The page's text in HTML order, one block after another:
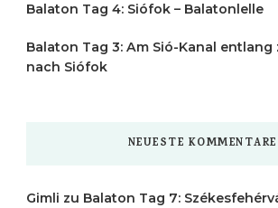
Balaton Tag 4: Siófok – Balatonlelle
Balaton Tag 3: Am Sió-Kanal entlang
nach Siófok
NEUESTE KOMMENTARE
Gimli zu Balaton Tag 7: